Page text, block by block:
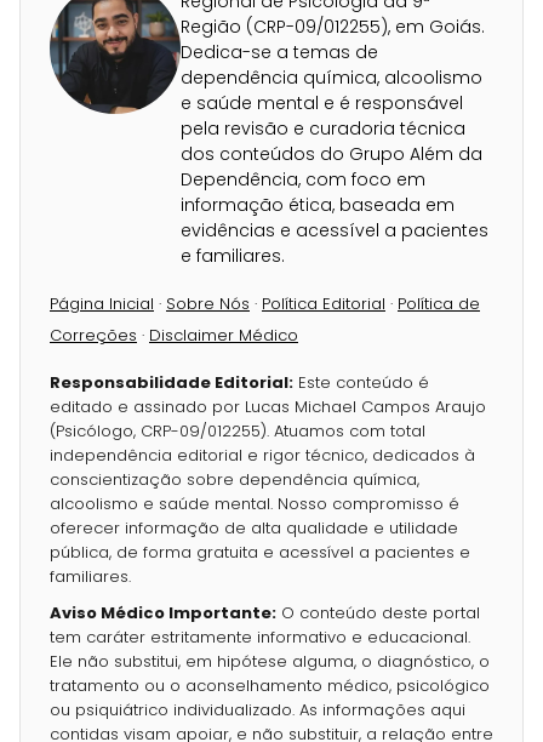
Região (CRP-09/012255), em Goiás.
Dedica-se a temas de
dependência química, alcoolismo
e saúde mental e é responsável
pela revisão e curadoria técnica
dos conteúdos do Grupo Além da
Dependência, com foco em
informação ética, baseada em
evidências e acessível a pacientes
e familiares.
Página Inicial · Sobre Nós · Política Editorial · Política de
Correções · Disclaimer Médico
Responsabilidade Editorial: Este conteúdo é
editado e assinado por Lucas Michael Campos Araujo
(Psicólogo, CRP-09/012255). Atuamos com total
independência editorial e rigor técnico, dedicados à
conscientização sobre dependência química,
alcoolismo e saúde mental. Nosso compromisso é
oferecer informação de alta qualidade e utilidade
pública, de forma gratuita e acessível a pacientes e
familiares.
Aviso Médico Importante: O conteúdo deste portal
tem caráter estritamente informativo e educacional.
Ele não substitui, em hipótese alguma, o diagnóstico, o
tratamento ou o aconselhamento médico, psicológico
ou psiquiátrico individualizado. As informações aqui
contidas visam apoiar, e não substituir, a relação entre